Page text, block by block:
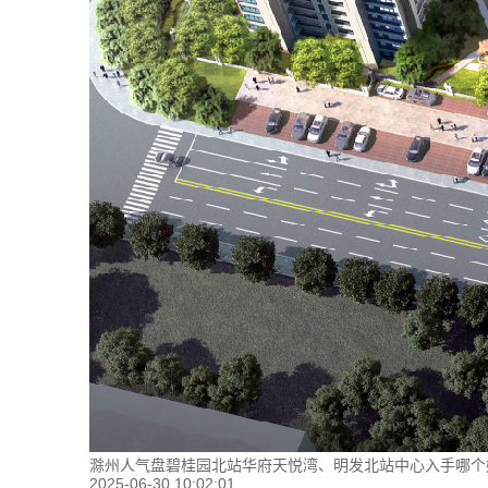
滁州人气盘碧桂园北站华府天悦湾、明发北站中心入手哪
2025-06-30 10:02:01